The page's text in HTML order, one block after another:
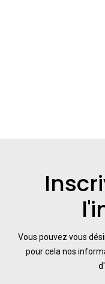
Vous pouvez vous
pour cela nos